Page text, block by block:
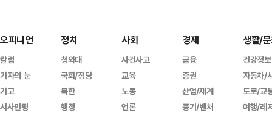
오피니언
칼럼
기자의 눈
기고
시사만평
정치
청와대
국회/정당
북한
행정
사회
사건사고
교육
노동
언론
경제
금융
증권
산업/재계
중기/벤처
생활/
건강정보
자동차/
도로/교
여행/레